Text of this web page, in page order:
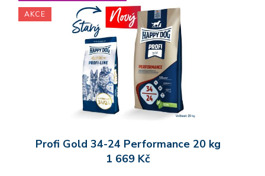
Profi Gold 34-24 Performance 20 kg
1 669 Kč
AKCE